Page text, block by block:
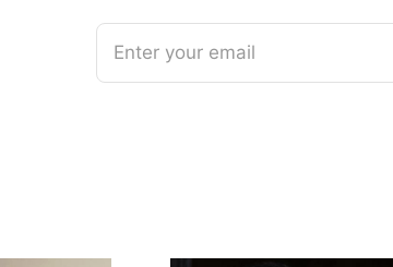
Enter your email